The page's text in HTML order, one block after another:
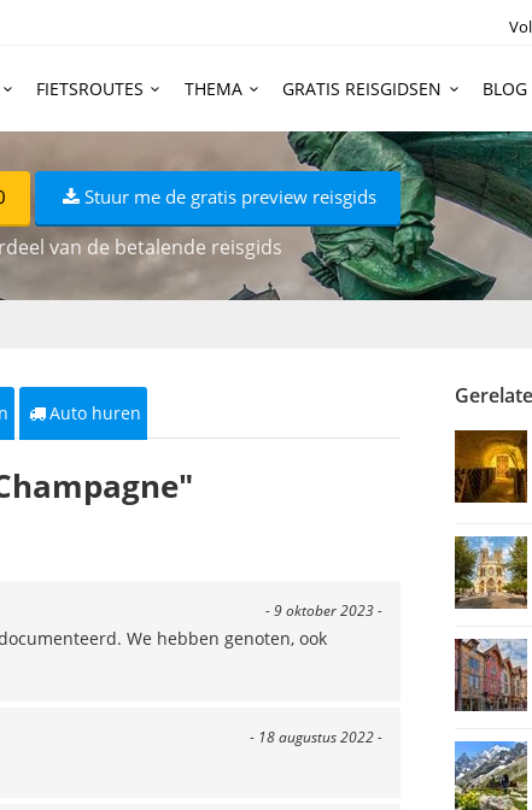
FIETSROUTES THEMA GRATIS REISGIDSEN BLOG
Stuur me de gratis preview reisgids
van de betalende reisgids
Auto huren
- 9 oktober 2023 -
We hebben genoten, ook
- 18 augustus 2022 -